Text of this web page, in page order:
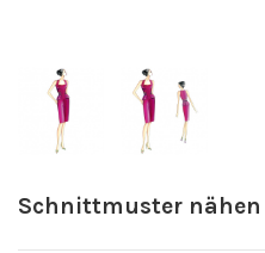
Schnittmuster nähen